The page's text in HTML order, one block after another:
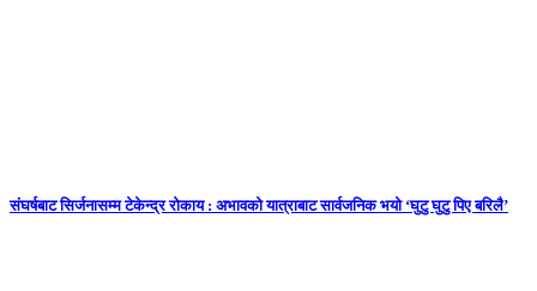
संघर्षबाट सिर्जनासम्म टेकेन्द्र रोकाय : अभावको यात्राबाट सार्वजनिक भयो ‘घुटु घुटु पिए बरिलै’